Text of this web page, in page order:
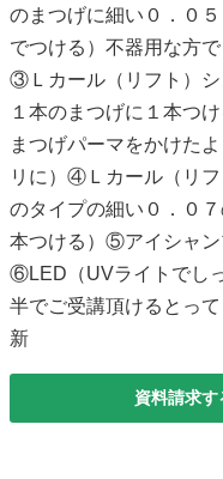
のまつげに細い０．０
でつける）不器用な方
③Ｌカール（リフト）
１本のまつげに１本つ
まつげパーマをかけた
リに）④Ｌカール（リ
のタイプの細い０．０
本つける）⑤アイシャン
⑥LED（UVライトでし
半でご受講頂けるとっ
新
資料請求す